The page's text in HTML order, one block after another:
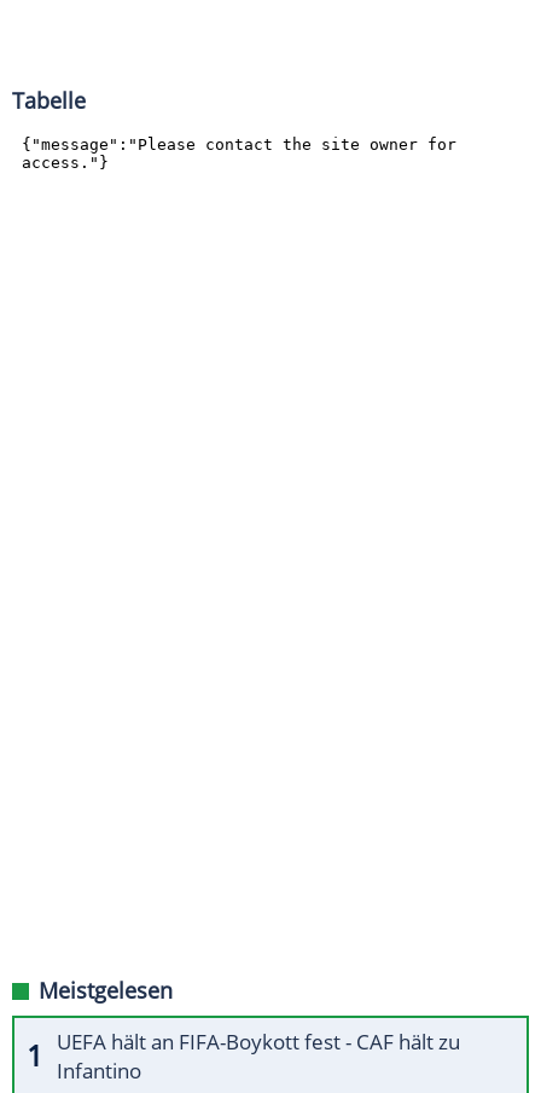
Tabelle
Meistgelesen
UEFA hält an FIFA-Boykott fest - CAF hält zu
Infantino